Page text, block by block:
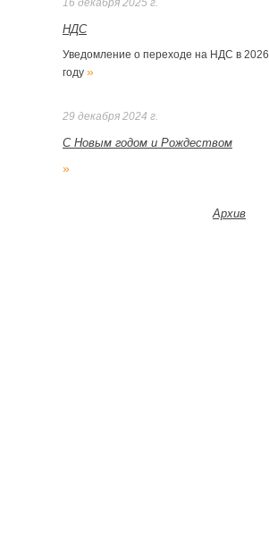
16 декабря 2025 г.
НДС
Уведомление о переходе на НДС в 2026
году »
29 декабря 2024 г.
С Новым годом и Рождеством
»
Архив